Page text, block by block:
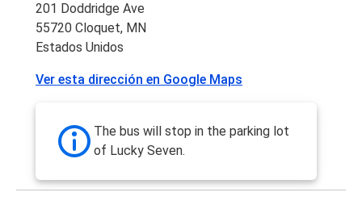
201 Doddridge Ave
55720 Cloquet, MN
Estados Unidos
Ver esta dirección en Google Maps
The bus will stop in the parking lot
of Lucky Seven.